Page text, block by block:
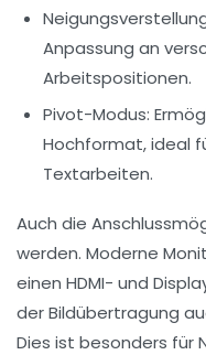
Anpassung an
Arbeitspositionen.
Pivot-Modus:
Hochformat, ideal
Textarbeiten.
Auch die
werden. Moderne
einen HDMI- und
der Bildübertragung
Dies ist besonders für